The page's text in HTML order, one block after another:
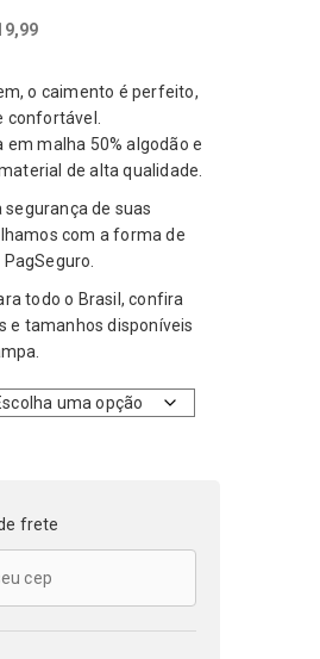
O
atual
é:
R$119,99.
o caimento é perfeito,
em malha 50% algodão e
de alta qualidade.
segurança de suas
com a forma de
todo o Brasil, confira
e tamanhos disponíveis
frete